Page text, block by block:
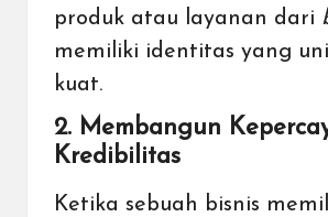
produk atau layanan dari
memiliki identitas yang
kuat.
2. Membangun
Kredibilitas
Ketika sebuah bisnis